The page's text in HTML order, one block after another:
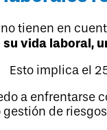
tienen en
vida laboral,
Esto implica el
a enfrentarse
de